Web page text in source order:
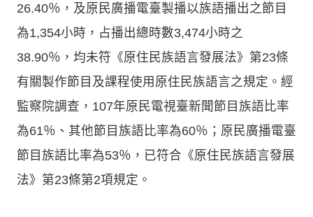
26.40％，及原民廣播電臺製播以族語播出之節目
為1,354小時，占播出總時數3,474小時之
38.90％，均未符《原住民族語言發展法》第23條
有關製作節目及課程使用原住民族語言之規定。經
監察院調查，107年原民電視臺新聞節目族語比率
為61％、其他節目族語比率為60％；原民廣播電臺
節目族語比率為53％，已符合《原住民族語言發展
法》第23條第2項規定。